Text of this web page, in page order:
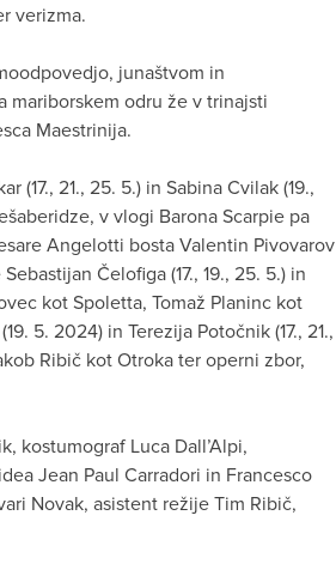
verizma.
junaštvom in
mariborskem odru že v trinajsti
Maestrinija.
21., 25. 5.) in Sabina Cvilak (19.,
v vlogi Barona Scarpie pa
Angelotti bosta Valentin Pivovarov
Čelofiga (17., 19., 25. 5.) in
kot Spoletta, Tomaž Planinc kot
5. 2024) in Terezija Potočnik (17., 21.,
Ribič kot Otroka ter operni zbor,
kostumograf Luca Dall’Alpi,
Jean Paul Carradori in Francesco
Novak, asistent režije Tim Ribič,